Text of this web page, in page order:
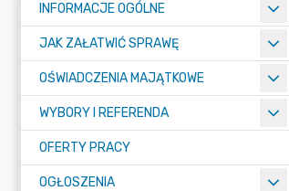
INFORMACJE OGÓLNE
JAK ZAŁATWIĆ SPRAWĘ
OŚWIADCZENIA MAJĄTKOWE
WYBORY I REFERENDA
OFERTY PRACY
OGŁOSZENIA